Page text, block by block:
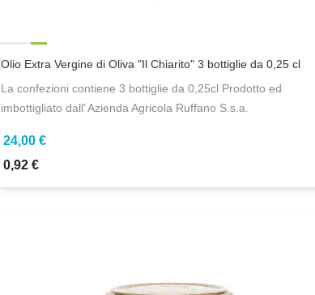
Olio Extra Vergine di Oliva "Il Chiarito" 3 bottiglie da 0,25 cl
La confezioni contiene 3 bottiglie da 0,25cl Prodotto ed
imbottigliato dall’ Azienda Agricola Ruffano S.s.a.
24,00 €
0,92 €